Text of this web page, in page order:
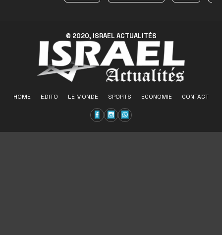
© 2020, ISRAEL ACTUALITÉS
HOME EDITO LE MONDE SPORTS ECONOMIE CONTACT